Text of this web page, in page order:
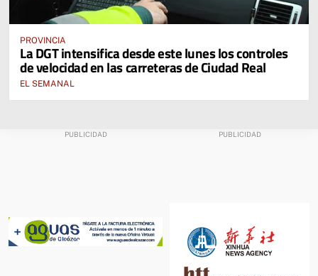
PROVINCIA
La DGT intensifica desde este lunes los controles
de velocidad en las carreteras de Ciudad Real
EL SEMANAL